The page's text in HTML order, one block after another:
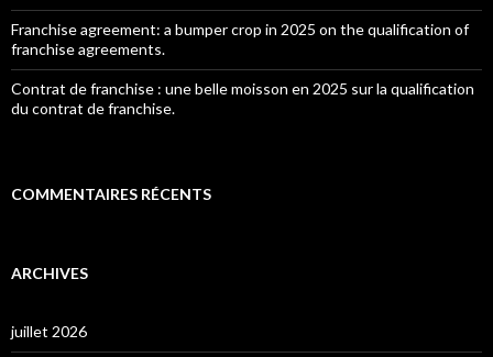
Franchise agreement: a bumper crop in 2025 on the qualification of
franchise agreements.
Contrat de franchise : une belle moisson en 2025 sur la qualification
du contrat de franchise.
COMMENTAIRES RÉCENTS
ARCHIVES
juillet 2026